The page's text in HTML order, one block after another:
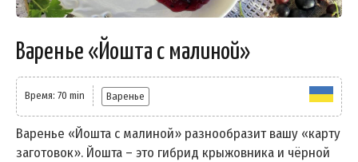
Варенье «Йошта с малиной»
Время: 70 min Варенье
Варенье «Йошта с малиной» разнообразит вашу «карту
заготовок». Йошта – это гибрид крыжовника и чёрной